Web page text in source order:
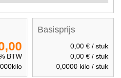
Basisprijs
0,00 € / stuk
0,00 € / stuk
0,0000 kilo / stuk
BTW
kilo